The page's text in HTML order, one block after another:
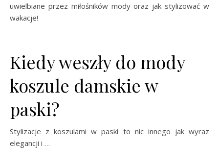
uwielbiane przez miłośników mody oraz jak stylizować w
wakacje!
Kiedy weszły do mody
koszule damskie w
paski?
Stylizacje z koszulami w paski to nic innego jak wyraz
elegancji i …